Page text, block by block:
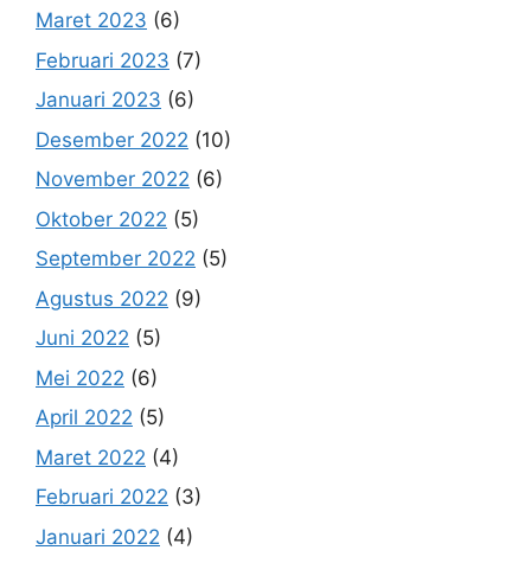
Maret 2023 (6)
Februari 2023 (7)
Januari 2023 (6)
Desember 2022 (10)
November 2022 (6)
Oktober 2022 (5)
September 2022 (5)
Agustus 2022 (9)
Juni 2022 (5)
Mei 2022 (6)
April 2022 (5)
Maret 2022 (4)
Februari 2022 (3)
Januari 2022 (4)